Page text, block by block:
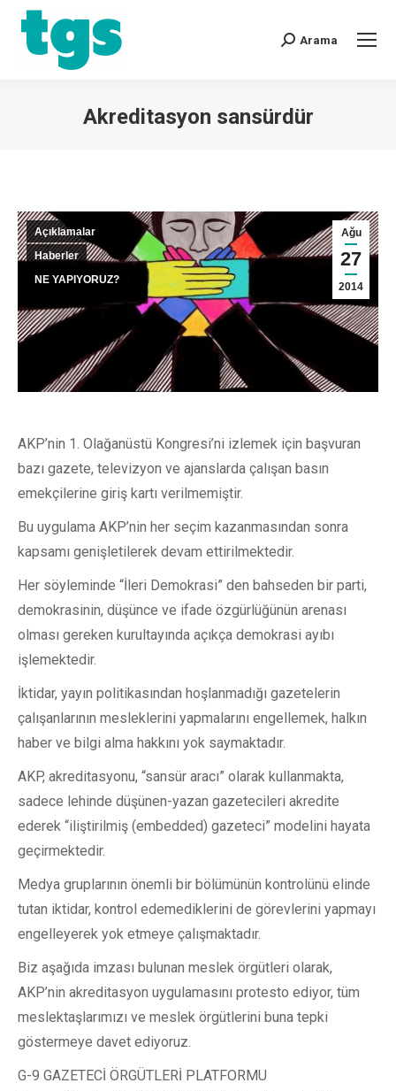
Arama
Akreditasyon sansürdür
Ağu
27
2014
Açıklamalar
Haberler
NE YAPIYORUZ?
AKP’nin 1. Olağanüstü Kongresi’ni izlemek için başvuran
bazı gazete, televizyon ve ajanslarda çalışan basın
emekçilerine giriş kartı verilmemiştir.
Bu uygulama AKP’nin her seçim kazanmasından sonra
kapsamı genişletilerek devam ettirilmektedir.
Her söyleminde “İleri Demokrasi” den bahseden bir parti,
demokrasinin, düşünce ve ifade özgürlüğünün arenası
olması gereken kurultayında açıkça demokrasi ayıbı
işlemektedir.
İktidar, yayın politikasından hoşlanmadığı gazetelerin
çalışanlarının mesleklerini yapmalarını engellemek, halkın
haber ve bilgi alma hakkını yok saymaktadır.
AKP, akreditasyonu, “sansür aracı” olarak kullanmakta,
sadece lehinde düşünen-yazan gazetecileri akredite
ederek “iliştirilmiş (embedded) gazeteci” modelini hayata
geçirmektedir.
Medya gruplarının önemli bir bölümünün kontrolünü elinde
tutan iktidar, kontrol edemediklerini de görevlerini yapmayı
engelleyerek yok etmeye çalışmaktadır.
Biz aşağıda imzası bulunan meslek örgütleri olarak,
AKP’nin akreditasyon uygulamasını protesto ediyor, tüm
meslektaşlarımızı ve meslek örgütlerini buna tepki
göstermeye davet ediyoruz.
G-9 GAZETECİ ÖRGÜTLERİ PLATFORMU